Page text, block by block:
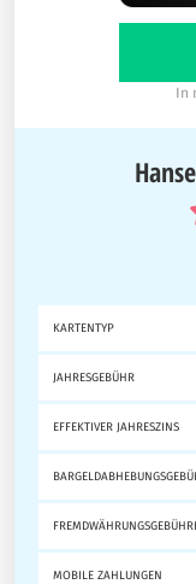
In
KARTENTYP
JAHRESGEBÜHR
EFFEKTIVER JAHRESZINS
MOBILE ZAHLUNGEN